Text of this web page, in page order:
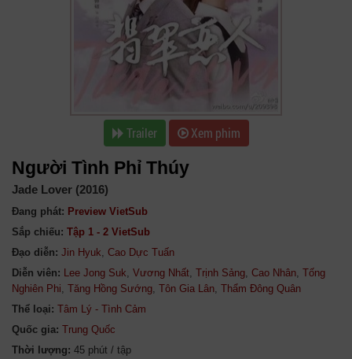
Trailer Xem phim
Người Tình Phỉ Thúy
Jade Lover (2016)
Đang phát: Preview VietSub
Sắp chiếu: Tập 1 - 2 VietSub
Đạo diễn: Jin Hyuk, Cao Dực Tuấn
Diễn viên: Lee Jong Suk, Vương Nhất, Trịnh Sảng, Cao Nhân, Tống
Nghiên Phi, Tăng Hồng Sướng, Tôn Gia Lân, Thẩm Đông Quân
Thể loại: Tâm Lý - Tình Cảm
Quốc gia: Trung Quốc
Thời lượng: 45 phút / tập